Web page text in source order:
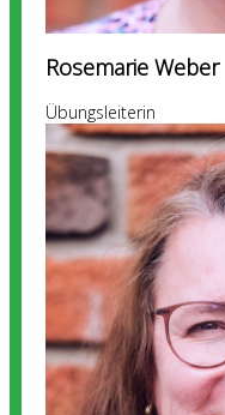
Rosemarie Weber
Übungsleiterin